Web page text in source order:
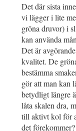
Det där sista
vi lägger i lite
gröna druvor) i
kan använda
Det är
kvalitet. De
bestämma
gör att man kan
betydligt längre
låta skalen dra,
till aktivt kol för
det